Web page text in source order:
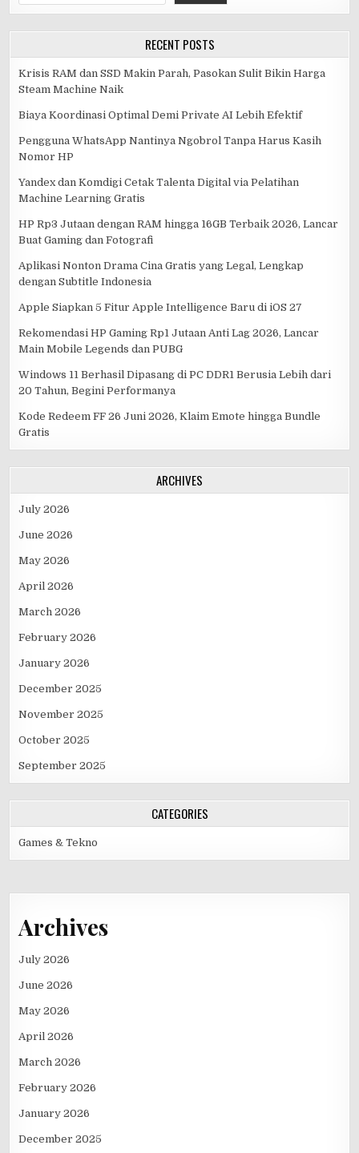
RECENT POSTS
Krisis RAM dan SSD Makin Parah, Pasokan Sulit Bikin Harga
Steam Machine Naik
Biaya Koordinasi Optimal Demi Private AI Lebih Efektif
Pengguna WhatsApp Nantinya Ngobrol Tanpa Harus Kasih
Nomor HP
Yandex dan Komdigi Cetak Talenta Digital via Pelatihan
Machine Learning Gratis
HP Rp3 Jutaan dengan RAM hingga 16GB Terbaik 2026, Lancar
Buat Gaming dan Fotografi
Aplikasi Nonton Drama Cina Gratis yang Legal, Lengkap
dengan Subtitle Indonesia
Apple Siapkan 5 Fitur Apple Intelligence Baru di iOS 27
Rekomendasi HP Gaming Rp1 Jutaan Anti Lag 2026, Lancar
Main Mobile Legends dan PUBG
Windows 11 Berhasil Dipasang di PC DDR1 Berusia Lebih dari
20 Tahun, Begini Performanya
Kode Redeem FF 26 Juni 2026, Klaim Emote hingga Bundle
Gratis
ARCHIVES
July 2026
June 2026
May 2026
April 2026
March 2026
February 2026
January 2026
December 2025
November 2025
October 2025
September 2025
CATEGORIES
Games & Tekno
Archives
July 2026
June 2026
May 2026
April 2026
March 2026
February 2026
January 2026
December 2025